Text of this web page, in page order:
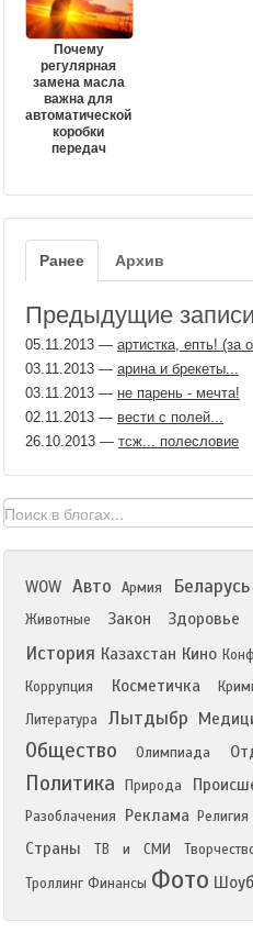
Почему
регулярная
замена масла
важна для
автоматической
коробки
передач
Ранее Архив
Предыдущие
05.11.2013 — артистка, епть!
03.11.2013 — арина и брекеты...
03.11.2013 — не парень - мечта!
02.11.2013 — вести с полей...
26.10.2013 — тсж... полесловие
WOW Авто Армия Беларусь
Животные
Закон Здоровье
История Казахстан Кино
Коррупция Косметичка
Литература Лытдыбр
Общество Олимпиада
Политика Природа
Разоблачения
Реклама Религия
Страны
ТВ и СМИ
Троллинг Финансы Фото